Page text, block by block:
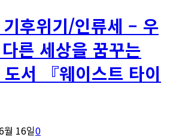
후위기/인류세 – 우
른 세상을 꿈꾸는
서 『웨이스트 타이
월 16일0